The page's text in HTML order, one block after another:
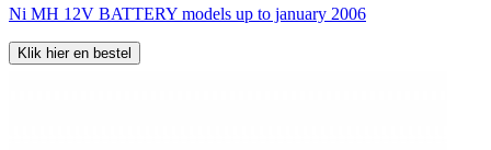
Ni MH 12V BATTERY models up to january 2006
Klik hier en bestel